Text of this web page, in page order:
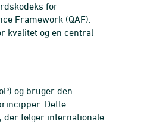
for
Framework (QAF).
kvalitet og en central
og bruger den
Dette
der følger internationale